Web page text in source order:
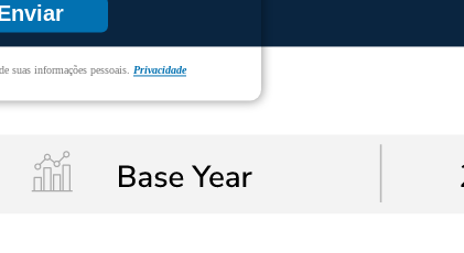
suas informações pessoais. Privacidade